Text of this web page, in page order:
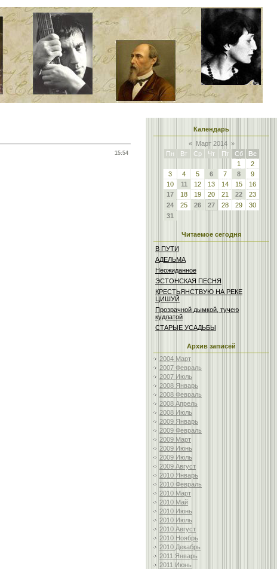
15:54
Календарь
«
Март 2014 »
Пн
Вт Ср Чт Пт Сб
Вс
1
2
3
4 5 6 7 8
9
10
11 12 13 14 15
16
17
18 19 20 21 22
23
24
25 26 27 28 29
30
31
Читаемое сегодня
В ПУТИ
АДЕЛЬМА
Неожиданное
ЭСТОНСКАЯ ПЕСНЯ
КРЕСТЬЯНСТВУЮ НА РЕКЕ
ЦИШУЙ
Прозрачной дымкой, тучею
кудлатой
СТАРЫЕ УСАДЬБЫ
Архив записей
2004 Март
2007 Февраль
2007 Июль
2008 Январь
2008 Февраль
2008 Апрель
2008 Июль
2009 Январь
2009 Февраль
2009 Март
2009 Июнь
2009 Июль
2009 Август
2010 Январь
2010 Февраль
2010 Март
2010 Май
2010 Июнь
2010 Июль
2010 Август
2010 Ноябрь
2010 Декабрь
2011 Январь
2011 Июнь